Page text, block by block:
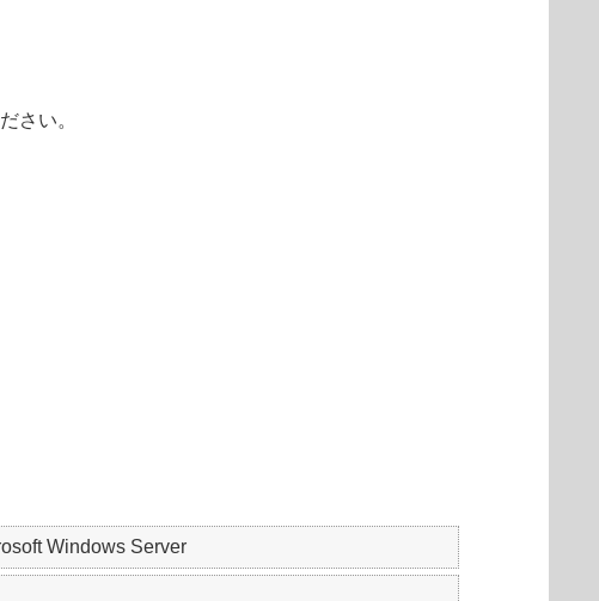
さい。
Windows Server